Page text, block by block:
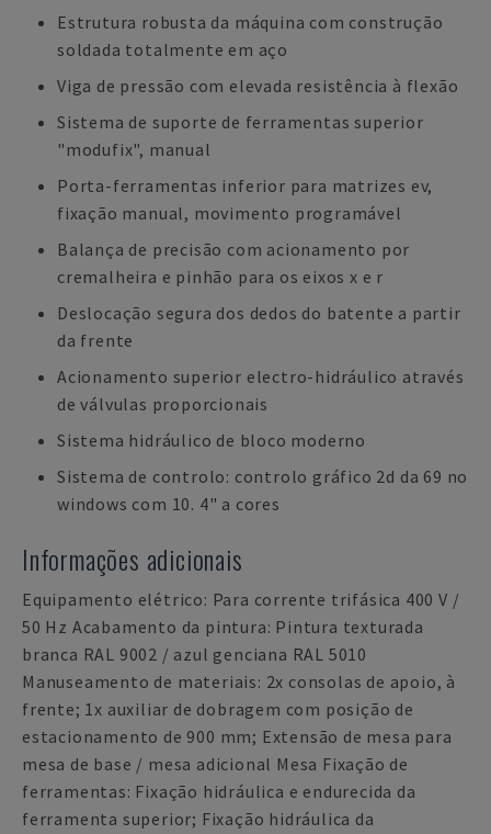
Estrutura robusta da máquina com construção
soldada totalmente em aço
Viga de pressão com elevada resistência à flexão
Sistema de suporte de ferramentas superior
"modufix", manual
Porta-ferramentas inferior para matrizes ev,
fixação manual, movimento programável
Balança de precisão com acionamento por
cremalheira e pinhão para os eixos x e r
Deslocação segura dos dedos do batente a partir
da frente
Acionamento superior electro-hidráulico através
de válvulas proporcionais
Sistema hidráulico de bloco moderno
Sistema de controlo: controlo gráfico 2d da 69 no
windows com 10. 4" a cores
Informações adicionais
Equipamento elétrico: Para corrente trifásica 400 V /
50 Hz Acabamento da pintura: Pintura texturada
branca RAL 9002 / azul genciana RAL 5010
Manuseamento de materiais: 2x consolas de apoio, à
frente; 1x auxiliar de dobragem com posição de
estacionamento de 900 mm; Extensão de mesa para
mesa de base / mesa adicional Mesa Fixação de
ferramentas: Fixação hidráulica e endurecida da
ferramenta superior; Fixação hidráulica da